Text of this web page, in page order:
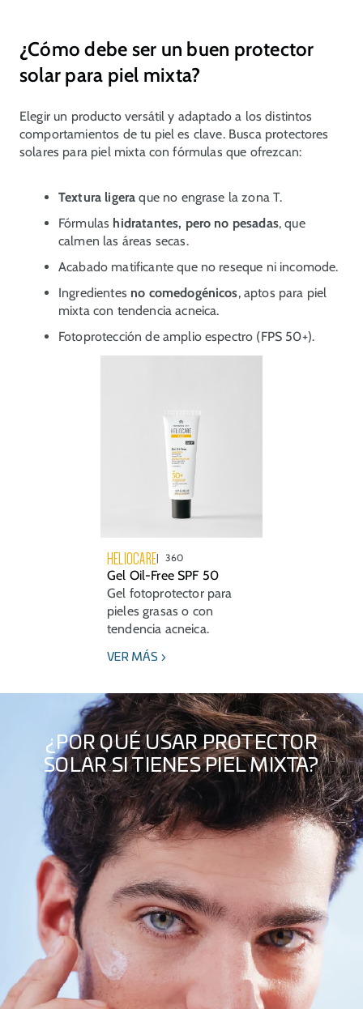
¿Cómo debe ser un buen protector
solar para piel mixta?
Elegir un producto versátil y adaptado a los distintos
comportamientos de tu piel es clave. Busca protectores
solares para piel mixta con fórmulas que ofrezcan:
Textura ligera que no engrase la zona T.
Fórmulas hidratantes, pero no pesadas, que
calmen las áreas secas.
Acabado matificante que no reseque ni incomode.
Ingredientes no comedogénicos, aptos para piel
mixta con tendencia acneica.
Fotoprotección de amplio espectro (FPS 50+).
HELIOCARE 360
Gel Oil-Free SPF 50
Gel fotoprotector para
pieles grasas o con
tendencia acneica.
VER MÁS
¿POR QUÉ USAR PROTECTOR
SOLAR SI TIENES PIEL MIXTA?